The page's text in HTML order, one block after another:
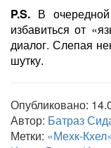
P.S. В
избавиться от
диалог. Слепая
шутку.
Опубликовано:
Автор: Батраз
Метки: «Мехк-